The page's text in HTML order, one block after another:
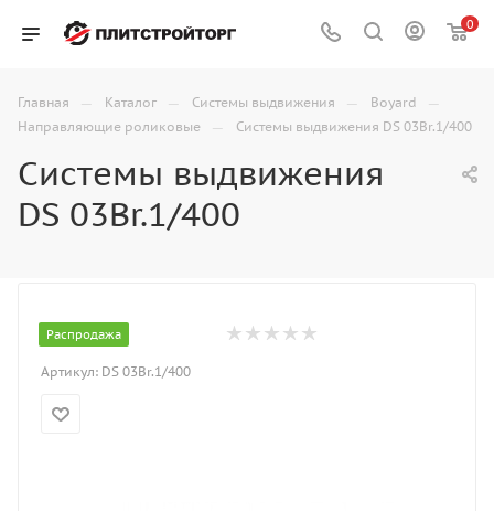
0
Главная — Каталог — Системы выдвижения — Boyard —
Направляющие роликовые — Системы выдвижения DS 03Br.1/400
Системы выдвижения
DS 03Br.1/400
Распродажа
Артикул: DS 03Br.1/400